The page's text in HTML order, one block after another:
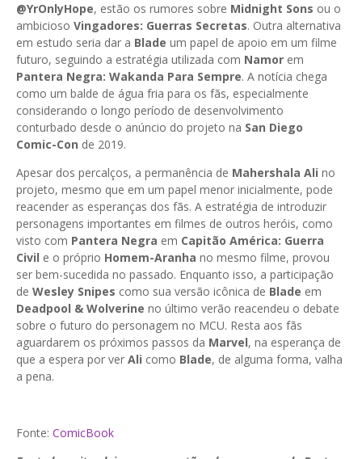
@YrOnlyHope, estão os rumores sobre Midnight Sons ou o
ambicioso Vingadores: Guerras Secretas. Outra alternativa
em estudo seria dar a Blade um papel de apoio em um filme
futuro, seguindo a estratégia utilizada com Namor em
Pantera Negra: Wakanda Para Sempre. A notícia chega
como um balde de água fria para os fãs, especialmente
considerando o longo período de desenvolvimento
conturbado desde o anúncio do projeto na San Diego
Comic-Con de 2019.
Apesar dos percalços, a permanência de Mahershala Ali no
projeto, mesmo que em um papel menor inicialmente, pode
reacender as esperanças dos fãs. A estratégia de introduzir
personagens importantes em filmes de outros heróis, como
visto com Pantera Negra em Capitão América: Guerra
Civil e o próprio Homem-Aranha no mesmo filme, provou
ser bem-sucedida no passado. Enquanto isso, a participação
de Wesley Snipes como sua versão icônica de Blade em
Deadpool & Wolverine no último verão reacendeu o debate
sobre o futuro do personagem no MCU. Resta aos fãs
aguardarem os próximos passos da Marvel, na esperança de
que a espera por ver Ali como Blade, de alguma forma, valha
a pena.
Fonte: ComicBook